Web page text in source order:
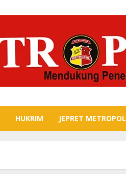
HUKRIM JEPRET METROPOL